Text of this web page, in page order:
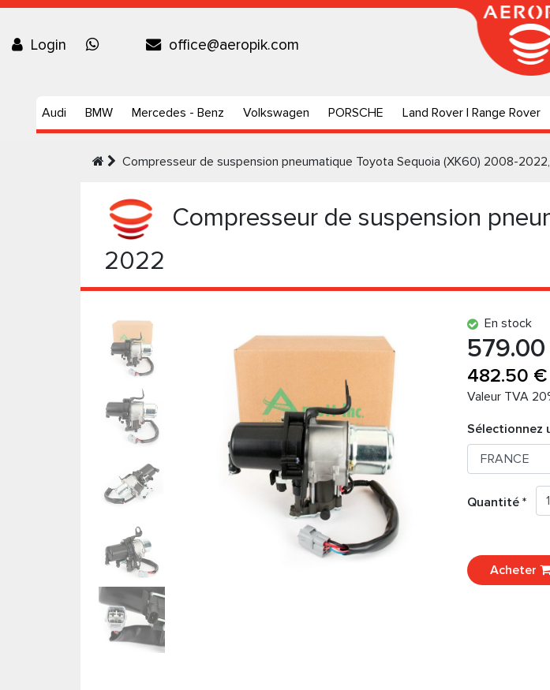
Login office@aeropik.com
Audi BMW Mercedes - Benz Volkswagen PORSCHE Land Rover | Range Rover
Compresseur de suspension pneumatique Toyota Sequoia (XK60) 2008-
Compresseur de suspension
2022
En stock
482.50 €
Valeur TVA
Sélectionnez
Quantité *
Acheter